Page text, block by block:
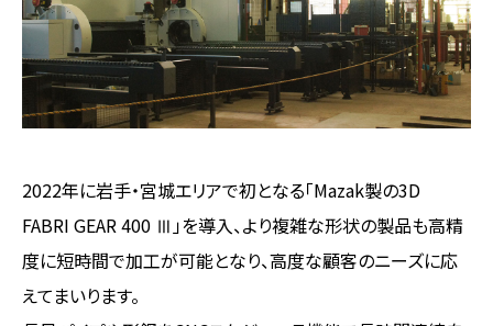
2022年に岩手・宮城エリアで初となる「Mazak製の3D
FABRI GEAR 400 Ⅲ」を導入、より複雑な形状の製品も高精
度に短時間で加工が可能となり、高度な顧客のニーズに応
えてまいります。